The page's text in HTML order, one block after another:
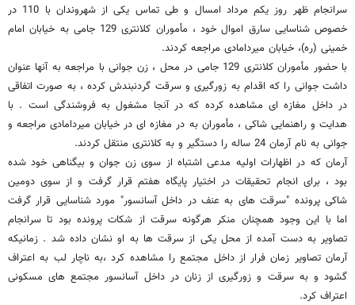
سرانجام ظهر روز یکم مرداد امسال و طی تماس یکی از شهروندان با 110 در
خصوص شناسایی سارق اموال خود ، مأموران کلانتری 129 جامی به خیابان امام
خمینی (ره)، خیابان میردامادی مراجعه کردند.
با حضور مأموران کلانتری 129 جامی در محل ، زن جوانی با مراجعه به آنها عنوان
داشت جوانی را که اقدام به زورگیری و سرقت گردنبندش کرده ، به صورت اتفاقی
در داخل مغازه ای مشاهده کرده که در آنجا مشغول به فروشندگی است . با
هدایت و راهنمایی شاکی ، مأموران به در مغازه ای در خیابان میردامادی مراجعه و
جوانی به نام آرمان 24 ساله را دستگیر و به کلانتری منتقل کردند.
آرمان که در اظهارات اولیه مدعی اشتباه از سوی زن جوان و بیگناهی خود شده
بود ، برای انجام تحقیقات در اختیار پایگاه هفتم قرار گرفت و از سوی دومین
شاکی پرونده "سرقت های به عنف در داخل آسانسور" مورد شناسایی قرار گرفت
اما با این وجود همچنان منکر هرگونه سرقت از شکات پرونده بود تا سرانجام
تصاویر به دست آمده از محل یکی از سرقت ها به او نشان داده شد . زمانیکه
آرمان تصاویر زمان فرار از داخل مجتمع را مشاهده کرد ،به ناچار لب به اعتراف
گشود و به سرقت و زورگیری از زنان در داخل آسانسور مجتمع های مسکونی
اعتراف کرد.